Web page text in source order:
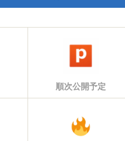
順次公開予定